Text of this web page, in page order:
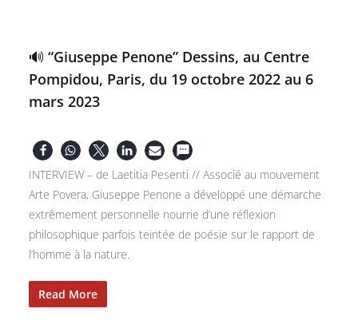
🔊 “Giuseppe Penone” Dessins, au Centre
Pompidou, Paris, du 19 octobre 2022 au 6
mars 2023
INTERVIEW – de Laetitia Pesenti // Associé au mouvement
Arte Povera, Giuseppe Penone a développé une démarche
extrêmement personnelle nourrie d’une réflexion
philosophique parfois teintée de poésie sur le rapport de
l’homme à la nature.
Read More